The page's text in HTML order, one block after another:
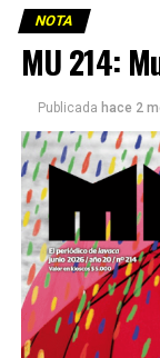
Este número
podría ser una
NOTA
MU 214: